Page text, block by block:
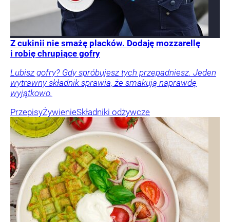
Z cukinii nie smażę placków. Dodaję mozzarellę
i robię chrupiące gofry
Lubisz gofry? Gdy spróbujesz tych przepadniesz. Jeden
wytrawny składnik sprawia, że smakują naprawdę
wyjątkowo.
PrzepisyŻywienieSkładniki odżywcze